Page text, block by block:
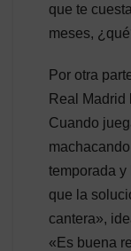
que te
meses,
Por otra
Real Madrid
Cuando
temporada y
que la
cantera»,
«Es buena